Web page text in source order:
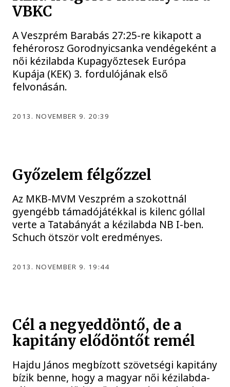
VBKC
A Veszprém Barabás 27:25-re kikapott a
fehérorosz Gorodnyicsanka vendégeként a
női kézilabda Kupagyőztesek Európa
Kupája (KEK) 3. fordulójának első
felvonásán.
2013. NOVEMBER 9. 20:39
Győzelem félgőzzel
Az MKB-MVM Veszprém a szokottnál
gyengébb támadójátékkal is kilenc góllal
verte a Tatabányát a kézilabda NB I-ben.
Schuch ötször volt eredményes.
2013. NOVEMBER 9. 19:44
Cél a negyeddöntő, de a
kapitány elődöntőt remél
Hajdu János megbízott szövetségi kapitány
bízik benne, hogy a magyar női kézilabda-